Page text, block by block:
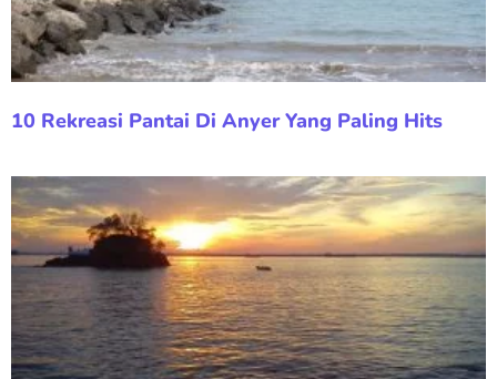
10 Rekreasi Pantai Di Anyer Yang Paling Hits